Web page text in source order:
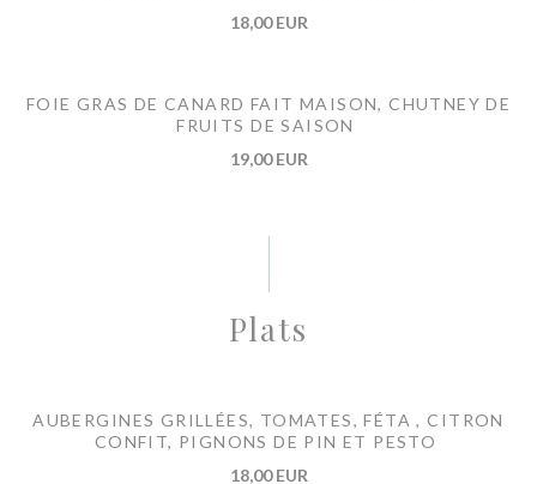
18,00 EUR
FOIE GRAS DE CANARD FAIT MAISON, CHUTNEY DE
FRUITS DE SAISON
19,00 EUR
Plats
AUBERGINES GRILLÉES, TOMATES, FÉTA , CITRON
CONFIT, PIGNONS DE PIN ET PESTO
18,00 EUR